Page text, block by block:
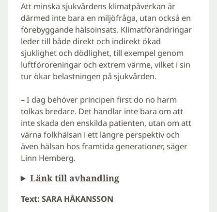
Att minska sjukvårdens klimatpåverkan är
därmed inte bara en miljöfråga, utan också en
förebyggande hälsoinsats. Klimatförändringar
leder till både direkt och indirekt ökad
sjuklighet och dödlighet, till exempel genom
luftföroreningar och extrem värme, vilket i sin
tur ökar belastningen på sjukvården.
– I dag behöver principen first do no harm
tolkas bredare. Det handlar inte bara om att
inte skada den enskilda patienten, utan om att
värna folkhälsan i ett längre perspektiv och
även hälsan hos framtida generationer, säger
Linn Hemberg.
Länk till avhandling
Text: SARA HÅKANSSON